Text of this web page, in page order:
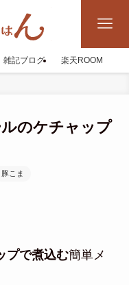
雑記ブログ 楽天ROOM
のケチャップ
豚こま
プで煮込む簡単メ